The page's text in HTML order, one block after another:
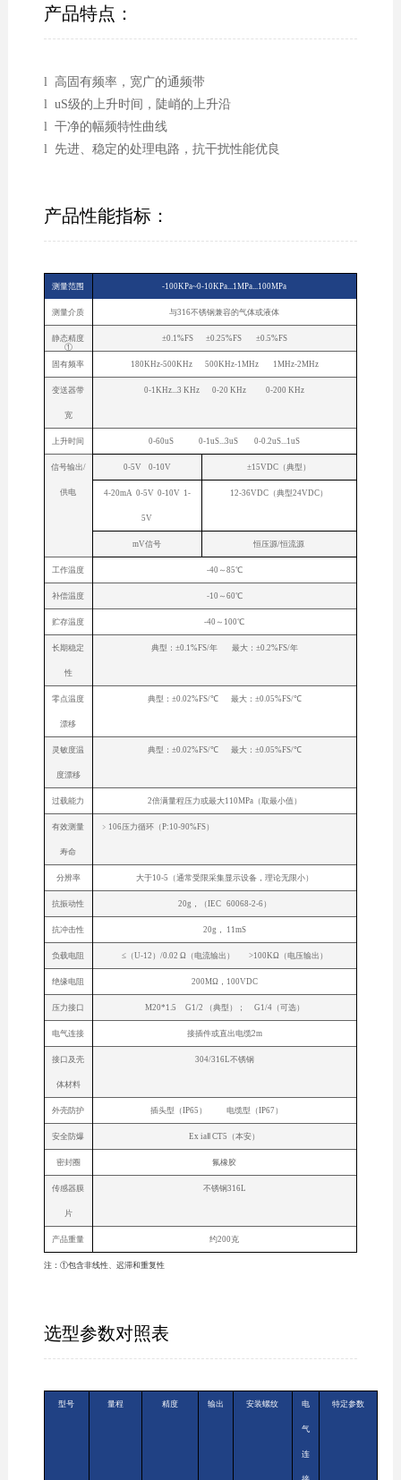
产品特点：
l 高固有频率，宽广的通频带
l uS级的上升时间，陡峭的上升沿
l 干净的幅频特性曲线
l 先进、稳定的处理电路，抗干扰性能优良
产品性能指标：
测量范围 -100KPa~0-10KPa...1MPa...100MPa
测量介质 与316不锈钢兼容的气体或液体
静态精度
①
±0.1%FS ±0.25%FS ±0.5%FS
固有频率 180KHz-500KHz 500KHz-1MHz 1MHz-2MHz
变送器带
宽
0-1KHz...3 KHz 0-20 KHz 0-200 KHz
上升时间 0-60uS 0-1uS...3uS 0-0.2uS...1uS
信号输出/
供电
0-5V 0-10V ±15VDC（典型）
4-20mA 0-5V 0-10V 1-
5V
12-36VDC（典型24VDC）
mV信号 恒压源/恒流源
工作温度 -40～85℃
补偿温度 -10～60℃
贮存温度 -40～100℃
长期稳定
性
典型：±0.1%FS/年 最大：±0.2%FS/年
零点温度
漂移
典型：±0.02%FS/℃ 最大：±0.05%FS/℃
灵敏度温
度漂移
典型：±0.02%FS/℃ 最大：±0.05%FS/℃
过载能力 2倍满量程压力或最大110MPa（取最小值）
有效测量
寿命
﹥106压力循环（P:10-90%FS）
分辨率 大于10-5（通常受限采集显示设备，理论无限小）
抗振动性 20g，（IEC 60068-2-6）
抗冲击性 20g， 11mS
负载电阻 ≤（U-12）/0.02 Ω（电流输出） >100KΩ（电压输出）
绝缘电阻 200MΩ，100VDC
压力接口 M20*1.5 G1/2 （典型）； G1/4（可选）
电气连接 接插件或直出电缆2m
接口及壳
体材料
304/316L不锈钢
外壳防护 插头型（IP65） 电缆型（IP67）
安全防爆 Ex iaⅡ CT5（本安）
密封圈 氟橡胶
传感器膜
片
不锈钢316L
产品重量 约200克
注：①包含非线性、迟滞和重复性
选型参数对照表
型号 量程 精度 输出 安装螺纹 电
气
连
特定参数